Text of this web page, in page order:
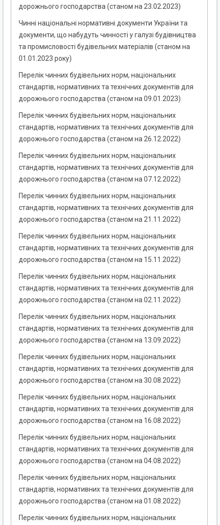
дорожнього господарства (станом на 23.02.2023)
Чинні національні нормативні документи України та
документи, що набудуть чинності у галузі будівництва
та промисловості будівельних матеріалів (станом на
01.01.2023 року)
Перелік чинних будівельних норм, національних
стандартів, нормативних та технічних документів для
дорожнього господарства (станом на 09.01.2023)
Перелік чинних будівельних норм, національних
стандартів, нормативних та технічних документів для
дорожнього господарства (станом на 26.12.2022)
Перелік чинних будівельних норм, національних
стандартів, нормативних та технічних документів для
дорожнього господарства (станом на 07.12.2022)
Перелік чинних будівельних норм, національних
стандартів, нормативних та технічних документів для
дорожнього господарства (станом на 21.11.2022)
Перелік чинних будівельних норм, національних
стандартів, нормативних та технічних документів для
дорожнього господарства (станом на 15.11.2022)
Перелік чинних будівельних норм, національних
стандартів, нормативних та технічних документів для
дорожнього господарства (станом на 02.11.2022)
Перелік чинних будівельних норм, національних
стандартів, нормативних та технічних документів для
дорожнього господарства (станом на 13.09.2022)
Перелік чинних будівельних норм, національних
стандартів, нормативних та технічних документів для
дорожнього господарства (станом на 30.08.2022)
Перелік чинних будівельних норм, національних
стандартів, нормативних та технічних документів для
дорожнього господарства (станом на 16.08.2022)
Перелік чинних будівельних норм, національних
стандартів, нормативних та технічних документів для
дорожнього господарства (станом на 04.08.2022)
Перелік чинних будівельних норм, національних
стандартів, нормативних та технічних документів для
дорожнього господарства (станом на 01.08.2022)
Перелік чинних будівельних норм, національних